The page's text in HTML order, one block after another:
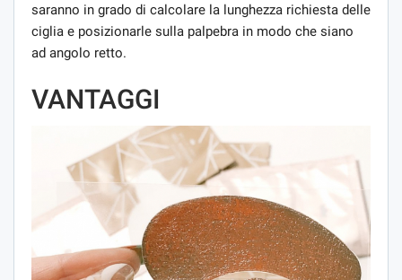
saranno in grado di calcolare la lunghezza richiesta delle
ciglia e posizionarle sulla palpebra in modo che siano
ad angolo retto.
VANTAGGI